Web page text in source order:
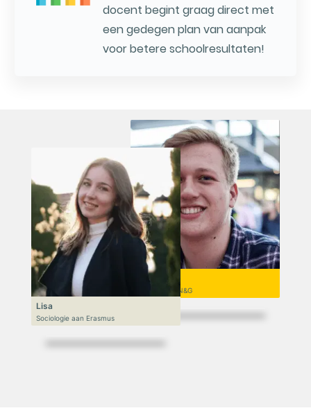
docent begint graag direct met
een gedegen plan van aanpak
voor betere schoolresultaten!
Niek
VWO 6, N&T/N&G
Lisa
Sociologie aan Erasmus